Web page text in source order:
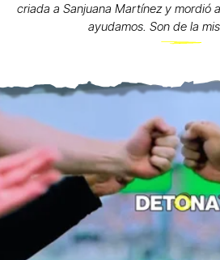
criada a Sanjuana Martínez y mordió
ayudamos. Son de la